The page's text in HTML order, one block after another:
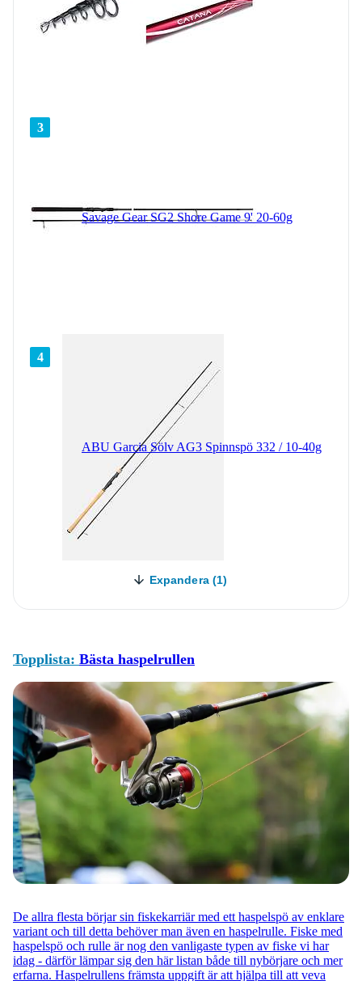
3
Savage Gear SG2 Shore Game 9' 20-60g
4
ABU Garcia Sölv AG3 Spinnspö 332 / 10-40g
Expandera (1)
Topplista: Bästa haspelrullen
De allra flesta börjar sin fiskekarriär med ett haspelspö av enklare
variant och till detta behöver man även en haspelrulle. Fiske med
haspelspö och rulle är nog den vanligaste typen av fiske vi har
idag - därför lämpar sig den här listan både till nybörjare och mer
erfarna. Haspelrullens främsta uppgift är att hjälpa till att veva